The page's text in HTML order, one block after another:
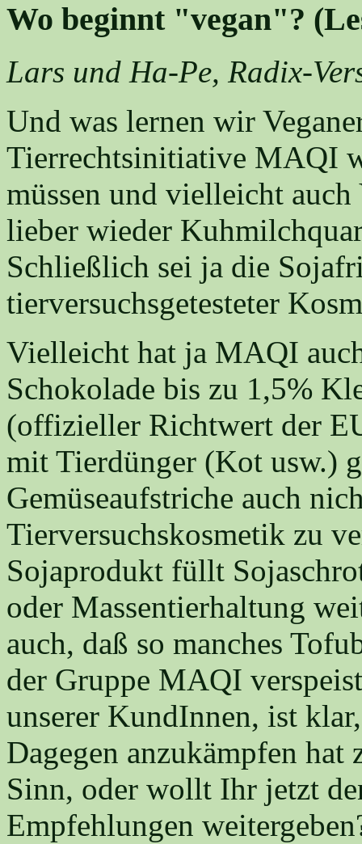
Wo beginnt "vegan"?
Lars und Ha-Pe, Radix-
Und was lernen wir
Tierrechtsinitiative MAQI
müssen und vielleicht
lieber wieder
Schließlich sei ja die
tierversuchsgetesteter
Vielleicht hat ja MAQI
Schokolade bis zu 1,5%
(offizieller Richtwert der
mit Tierdünger (Kot usw.)
Gemüseaufstriche auch
Tierversuchskosmetik zu
Sojaprodukt füllt
oder Massentierhaltung
auch, daß so manches
der Gruppe MAQI
unserer KundInnen, ist
Dagegen anzukämpfen
Sinn, oder wollt Ihr jetzt
Empfehlungen